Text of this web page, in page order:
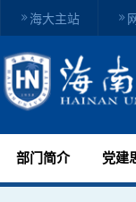
海大主站
部门简介 党建